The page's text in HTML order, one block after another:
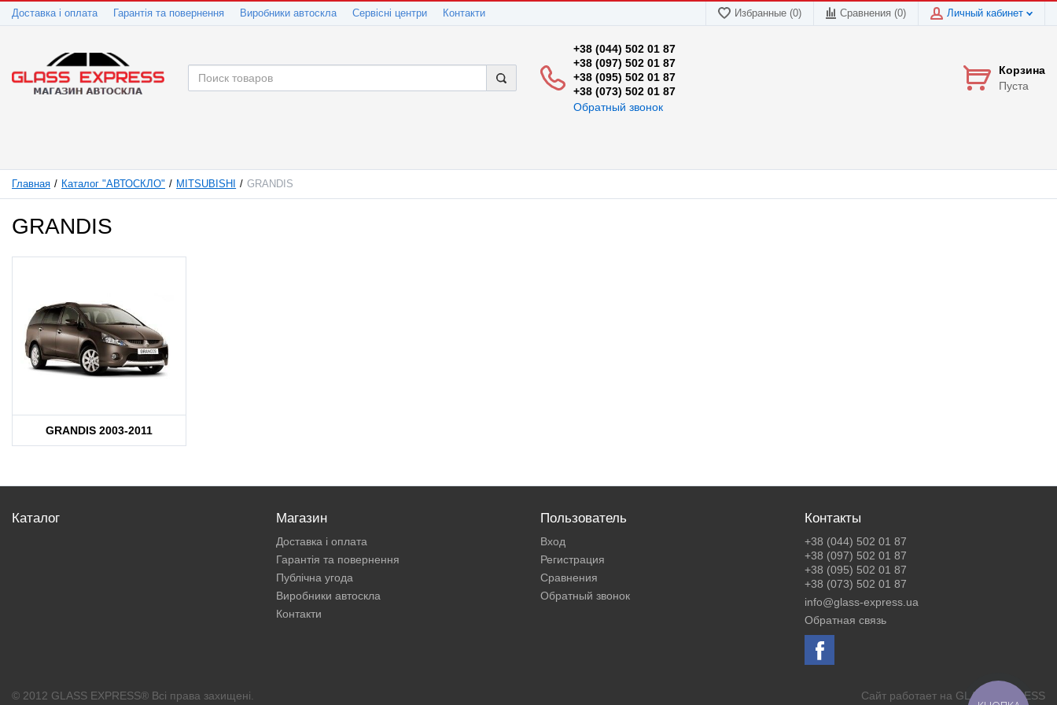
Доставка і оплата Гарантія та повернення Виробники автоскла Сервісні центри Контакти Избранные (0) Сравнения (0) Личный кабинет
+38 (044) 502 01 87
+38 (097) 502 01 87
+38 (095) 502 01 87
+38 (073) 502 01 87
Обратный звонок
Корзина
Пуста
Главная Каталог "АВТОСКЛО" MITSUBISHI GRANDIS
GRANDIS
GRANDIS 2003-2011
Каталог Магазин
Доставка і оплата
Гарантія та повернення
Публічна угода
Виробники автоскла
Контакти
Пользователь
Вход
Регистрация
Сравнения
Обратный звонок
Контакты
+38 (044) 502 01 87
+38 (097) 502 01 87
+38 (095) 502 01 87
+38 (073) 502 01 87
info@glass-express.ua
Обратная связь
© 2012 GLASS EXPRESS® Всі права захищені. Сайт работает на GLASS EXPRESS